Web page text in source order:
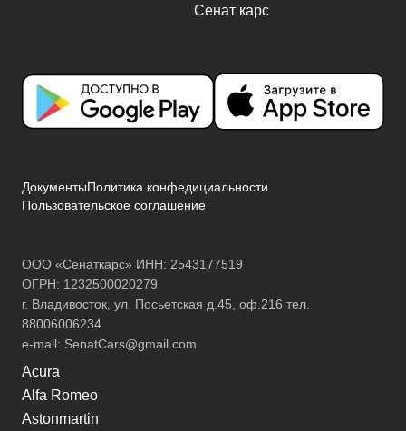
ДокументыПолитика конфедициальности
Пользовательское соглашение
ООО «Сенаткарс» ИНН: 2543177519
ОГРН: 1232500020279
г. Владивосток, ул. Посьетская д.45, оф.216 тел.
88006006234
e-mail: SenatCars@gmail.com
Acura
Alfa Romeo
Astonmartin